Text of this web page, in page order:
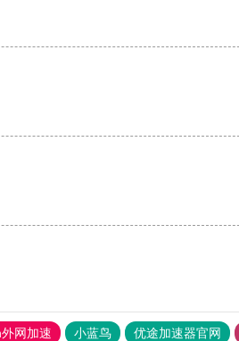
网加速 小蓝鸟 优途加速器官网